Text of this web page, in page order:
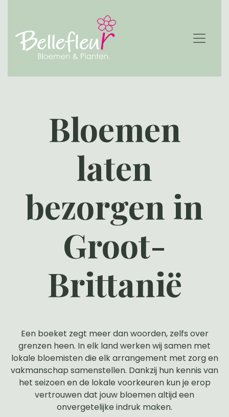
Bloemen
laten
bezorgen in
Groot-
Brittanië
Een boeket zegt meer dan woorden, zelfs over
grenzen heen. In elk land werken wij samen met
lokale bloemisten die elk arrangement met zorg en
vakmanschap samenstellen. Dankzij hun kennis van
het seizoen en de lokale voorkeuren kun je erop
vertrouwen dat jouw bloemen altijd een
onvergetelijke indruk maken.